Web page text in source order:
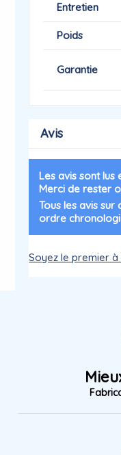
Entretien
Poids
Garantie
Avis
Les avis sont lus
Merci de rester
Tous les avis
ordre
Soyez le premier